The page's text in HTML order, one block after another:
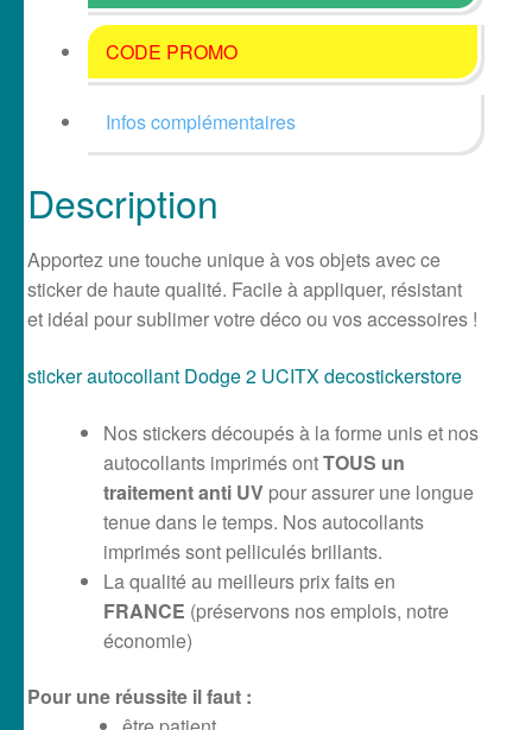
CODE PROMO
Infos complémentaires
Description
Apportez une touche unique à vos objets avec ce
sticker de haute qualité. Facile à appliquer, résistant
et idéal pour sublimer votre déco ou vos accessoires !
sticker autocollant Dodge 2 UCITX decostickerstore
Nos stickers découpés à la forme unis et nos
autocollants imprimés ontTOUS un
traitement anti UVpour assurer une longue
tenue dans le temps. Nos autocollants
imprimés sont pelliculés brillants.
La qualité au meilleurs prix faits en
FRANCE (préservons nos emplois, notre
économie)
Pour une réussite il faut :